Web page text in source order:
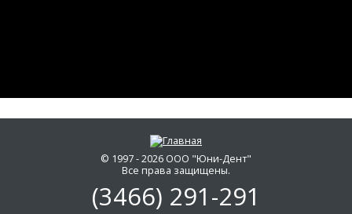
© 1997 - 2026 ООО "Юни-Дент"
Все права защищены.
(3466) 291-291